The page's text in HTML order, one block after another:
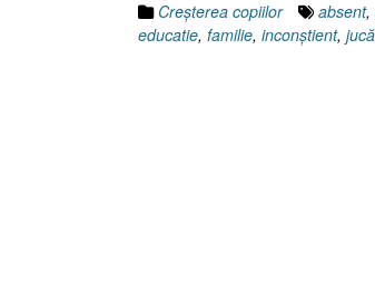
Creşterea copiilor absent,
educatie, familie, inconştient,